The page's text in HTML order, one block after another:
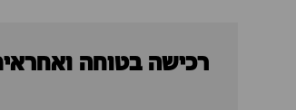
רכישה בטוחה